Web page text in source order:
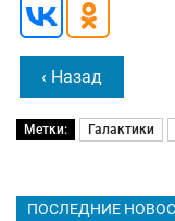
‹ Назад
Метки: Галактики
ПОСЛЕДНИЕ